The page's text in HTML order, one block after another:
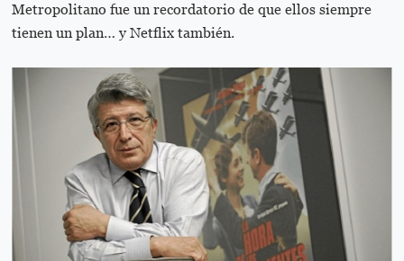
Metropolitano fue un recordatorio de que ellos siempre
tienen un plan… y Netflix también.